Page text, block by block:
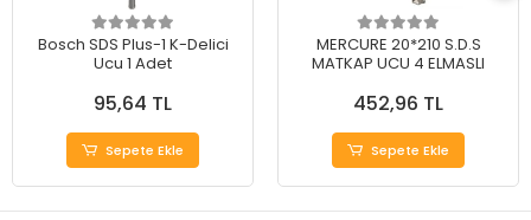
Bosch SDS Plus-1 K-Delici
Ucu 1 Adet
95,64 TL
Sepete Ekle
MERCURE 20*210 S.D.S
MATKAP UCU 4 ELMASLI
452,96 TL
Sepete Ekle